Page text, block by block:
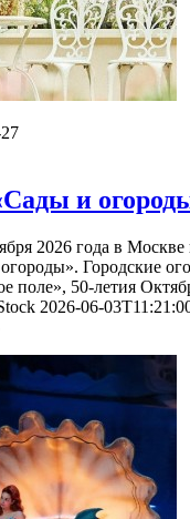
и
2026 года в Москве
Городские
поле», 50-летия
2026-06-